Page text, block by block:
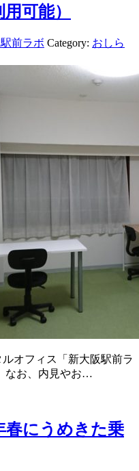
可能）
前ラボ Category: おしら
オフィス「新大阪駅前ラ
なお、内見やお…
春にうめきた乗